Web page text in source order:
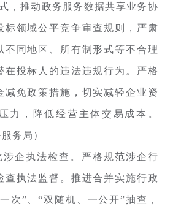
，推动政务服务数据共享业务协
标领域公平竞争审查规则，严肃
不同地区、所有制形式等不合理
在投标人的违法违规行为。严格
减免政策措施，切实减轻企业资
力，降低经营主体交易成本。
务局）
涉企执法检查。严格规范涉企行
查执法监督。推进合并实施行政
次”、“双随机、一公开”抽查，